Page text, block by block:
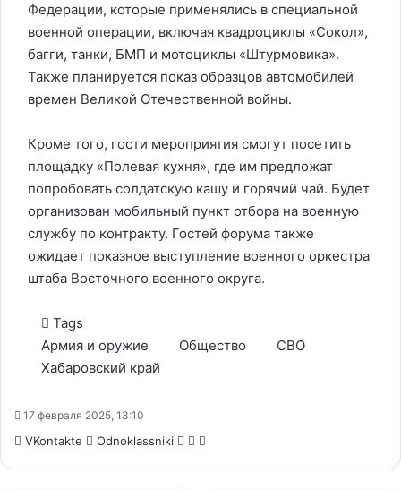
Федерации, которые применялись в специальной
военной операции, включая квадроциклы «Сокол»,
багги, танки, БМП и мотоциклы «Штурмовика».
Также планируется показ образцов автомобилей
времен Великой Отечественной войны.
Кроме того, гости мероприятия смогут посетить
площадку «Полевая кухня», где им предложат
попробовать солдатскую кашу и горячий чай. Будет
организован мобильный пункт отбора на военную
службу по контракту. Гостей форума также
ожидает показное выступление военного оркестра
штаба Восточного военного округа.
Tags
Армия и оружие
Общество
СВО
Хабаровский край
17 февраля 2025, 13:10
VKontakte Odnoklassniki WhatsApp
Telegram